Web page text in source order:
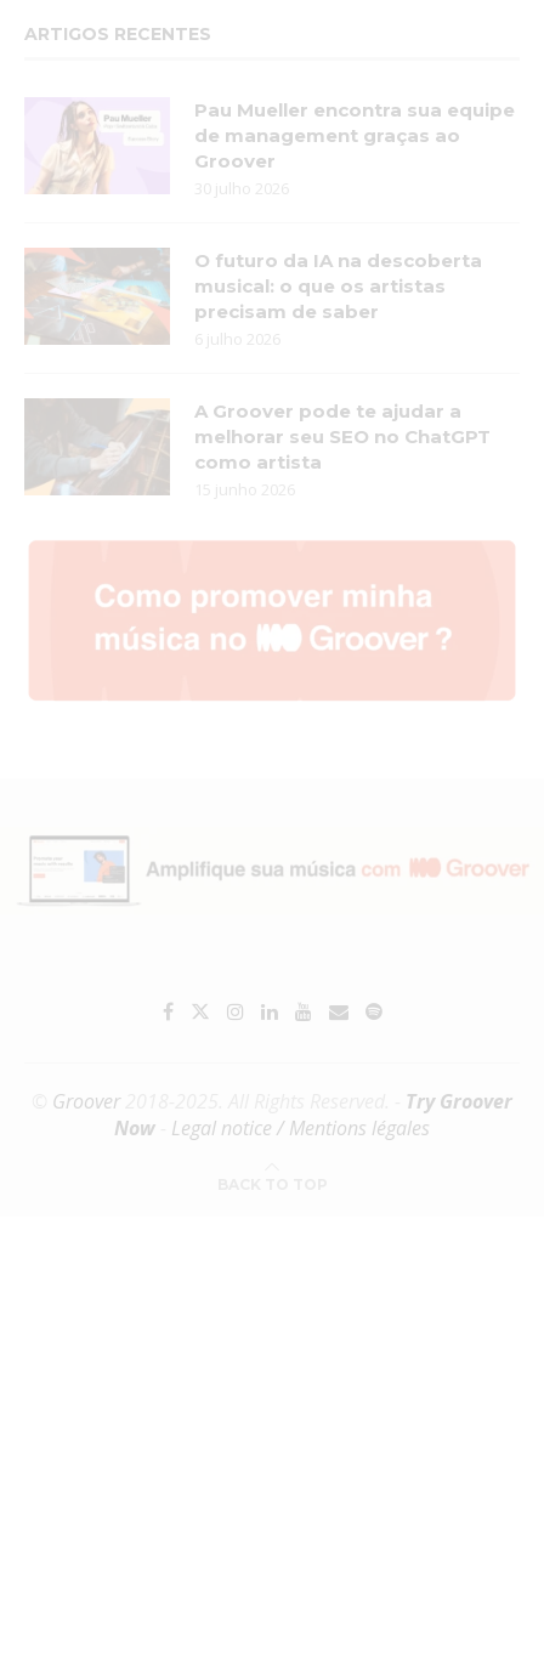
ARTIGOS RECENTES
Pau Mueller encontra sua equipe
de management graças ao
Groover
30 julho 2026
O futuro da IA na descoberta
musical: o que os artistas
precisam de saber
6 julho 2026
A Groover pode te ajudar a
melhorar seu SEO no ChatGPT
como artista
15 junho 2026
Groover2018-2025. All Rights Reserved. - Try Groover
Now
Legal notice / Mentions légales